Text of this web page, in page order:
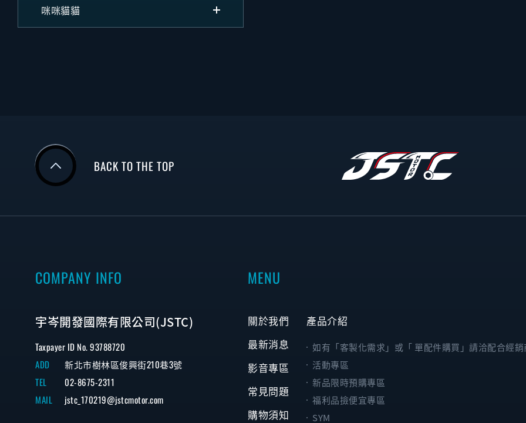
咪咪貓貓
BACK TO THE TOP
MENU
關於我們
最新消息
影音專區
常見問題
購物須知
產品介紹
如有「客製化需求」或「 單配件購買」請洽配合經
活動專區
新品限時預購專區
福利品撿便宜專區
SYM
COMPANY INFO
宇岑開發國際有限公司(JSTC)
Taxpayer ID No. 93788720
ADD
新北市樹林區俊興街210巷3號
TEL
02-8675-2311
MAIL
jstc_170219@jstcmotor.com